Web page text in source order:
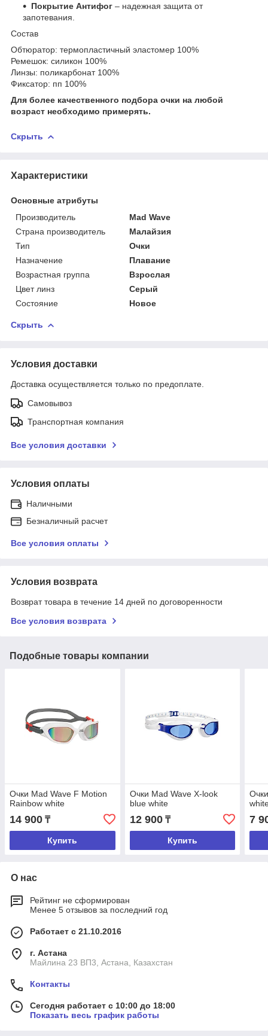
Покрытие Антифог – надежная защита от
запотевания.
Состав
Обтюратор: термопластичный эластомер 100%
Ремешок: силикон 100%
Линзы: поликарбонат 100%
Фиксатор: пп 100%
Для более качественного подбора очки на любой
возраст необходимо примерять.
Скрыть
Характеристики
Основные атрибуты
Производитель
Mad Wave
Страна производитель
Малайзия
Тип
Очки
Назначение
Плавание
Возрастная группа
Взрослая
Цвет линз
Серый
Состояние
Новое
Скрыть
Условия доставки
Доставка осуществляется только по предоплате.
Самовывоз
Транспортная компания
Все условия доставки
Условия оплаты
Наличными
Безналичный расчет
Все условия оплаты
Условия возврата
Возврат товара в течение 14 дней по договоренности
Все условия возврата
Подобные товары компании
Очки Mad Wave F Motion
Rainbow white
14 900 ₸
Купить
Очки Mad Wave X-look
blue white
12 900₸
Купить
7
О нас
Рейтинг не сформирован
Менее 5 отзывов за последний год
Работает с 21.10.2016
г. Астана
Майлина 23 ВП3, Астана, Казахстан
Контакты
Сегодня работает с 10:00 до 18:00
Показать весь график работы